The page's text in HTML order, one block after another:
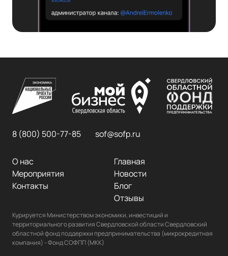
8 (800) 500-77-85 sof@sofp.ru
Главная
О нас
Новости
Мероприятия
Блог
Контакты
Отзывы
Курируется Министерством экономики, инвестиций и
территориального развития Свердловской области Свердловский
областной фонд поддержки предпринимательства (микрокредитная
компания) - Фонд СОФПП (МКК)